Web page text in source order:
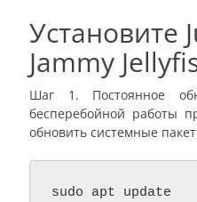
Установите
Jammy
Шаг 1. Постоянное
бесперебойной работы
обновить системные
sudo apt update